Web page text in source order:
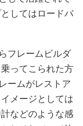
してはロードバ
フレームビルダ
ってこられた方
ームがレストア
メージとしては
などのような感